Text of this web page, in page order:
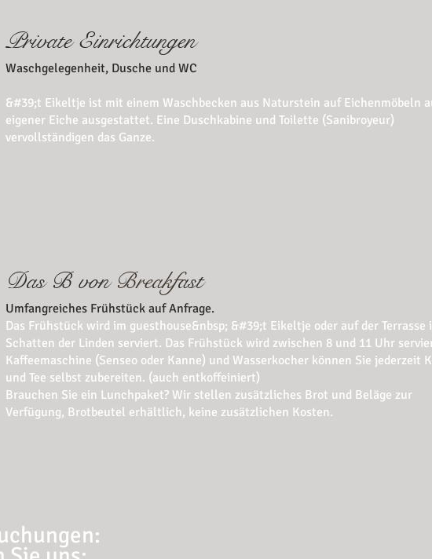
Private Einrichtungen
Waschgelegenheit, Dusche und WC
&#39;t Eikeltje ist mit einem Waschbecken aus Naturstein auf Eichenmöbeln
eigener Eiche ausgestattet. Eine Duschkabine und Toilette (Sanibroyeur)
vervollständigen das Ganze.
Das B vonBreakfast
Umfangreiches Frühstück auf Anfrage.
Das Frühstück wird im guesthouse&nbsp; &#39;t Eikeltje oder auf der Terrasse
Schatten der Linden serviert. Das Frühstück wird zwischen 8 und 11 Uhr
Kaffeemaschine (Senseo oder Kanne) und Wasserkocher können Sie jederzeit
und Tee selbst zubereiten. (auch entkoffeiniert)
Brauchen Sie ein Lunchpaket? Wir stellen zusätzliches Brot und Beläge zur
Verfügung, Brotbeutel erhältlich, keine zusätzlichen Kosten.